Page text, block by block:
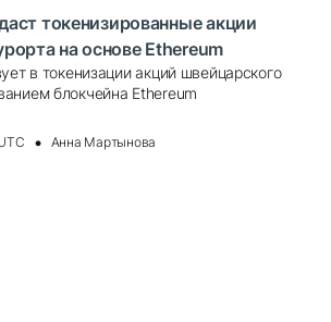
токенизированные акции
на основе Ethereum
в токенизации акций швейцарского
блокчейна Ethereum
Анна Мартынова